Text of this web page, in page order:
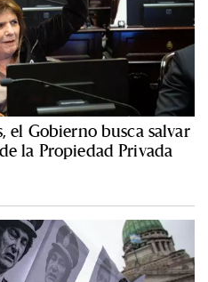
el Gobierno busca salvar
la Propiedad Privada